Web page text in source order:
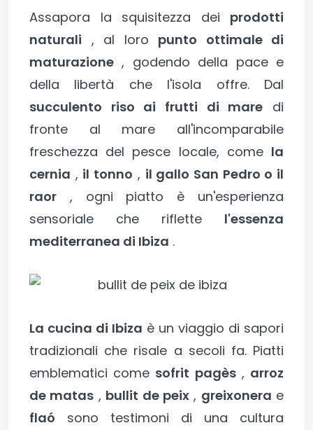
Assapora la squisitezza dei prodotti
naturali , al loro punto ottimale di
maturazione , godendo della pace e
della libertà che l'isola offre. Dal
succulento riso ai frutti di mare di
fronte al mare all'incomparabile
freschezza del pesce locale, come la
cernia , il tonno , il gallo San Pedro o il
raor , ogni piatto è un'esperienza
sensoriale che riflette l'essenza
mediterranea di Ibiza .
La cucina di Ibiza è un viaggio di sapori
tradizionali che risale a secoli fa. Piatti
emblematici come sofrit pagès, arroz
de matas , bullit de peix, greixonera e
flaó sono testimoni di una cultura